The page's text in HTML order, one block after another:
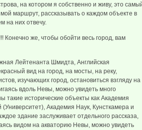
на котором я собственно и живу, это
маршрут, рассказывать о каждом объекте в
на них отвечу.
Конечно же, чтобы обойти весь город, вам
Лейтенанта Шмидта, Английская
вид на город, на мосты, на реку,
изучающих город, остановиться взгляду на
вдоль Невы, можно увидеть много
такие исторические объекты как Академия
Академия Наук, Кунсткамера и
здание заслуживает отдельного рассказа,
видом на акваторию Невы, можно увидеть